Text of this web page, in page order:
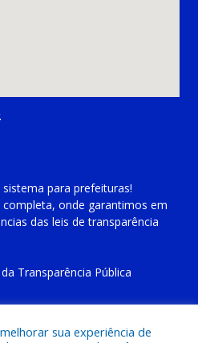
sistema para prefeituras!
completa, onde garantimos em
das leis de transparência
Transparência Pública
sua experiência de